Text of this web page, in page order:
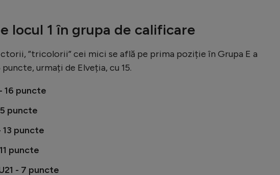
locul 1 în grupa de calificare
”tricolorii” cei mici se află pe prima poziție în Grupa E a
urmați de Elveția, cu 15.
16 puncte
puncte
13 puncte
puncte
- 7 puncte